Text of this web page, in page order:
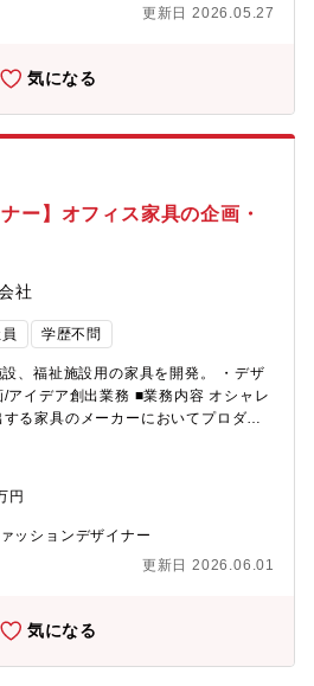
更新日 2026.05.27
気になる
ー】オフィス家具の企画・
社
学歴不問
業務 ■業務内容 オシャレ
る家具のメーカーにおいてプロダク
商品カテゴリーや素材の枠にとらわれ
貫して開発可能。発想は自由です。
い！ ■具体的には 企画立
工場との打ち合わせ、試作、立ち上
・完成！ 開発を強化す
ん引するマネジメ
ます！ 【採用時の雇用形
円
ッションデザイナー
更新日 2026.06.01
気になる